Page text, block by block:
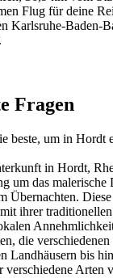
Flug für deine
Karlsruhe-Baden-
Fragen
beste, um in Hordt
in Hordt,
um das malerische
Übernachten.
ihrer
die
Landhäusern bis
verschiedene Arten